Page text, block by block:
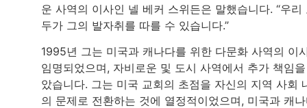
운 사역의 이사인 넬 베커 스위든은 말했습니다. “우리
두가 그의 발자취를 따를 수 있습니다.”
1995년 그는 미국과 캐나다를 위한 다문화 사역의 이
임명되었으며, 자비로운 및 도시 사역에서 추가 책임
았습니다. 그는 미국 교회의 초점을 자신의 지역 사회
의 문제로 전환하는 것에 열정적이었으며, 미국과 캐